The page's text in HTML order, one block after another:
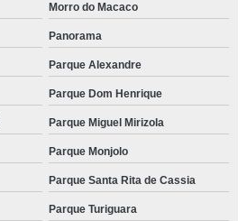
Morro do Macaco
Panorama
Parque Alexandre
Parque Dom Henrique
Parque Miguel Mirizola
Parque Monjolo
Parque Santa Rita de Cassia
Parque Turiguara